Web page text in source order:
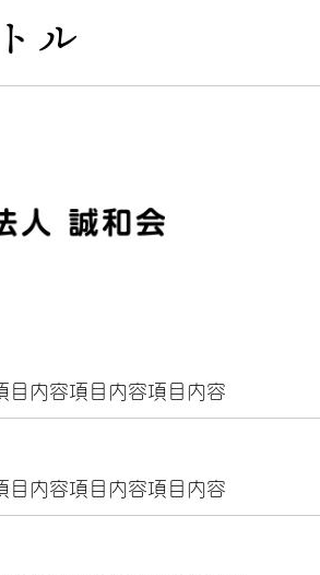
ル
目内容項目内容項目内容
目内容項目内容項目内容